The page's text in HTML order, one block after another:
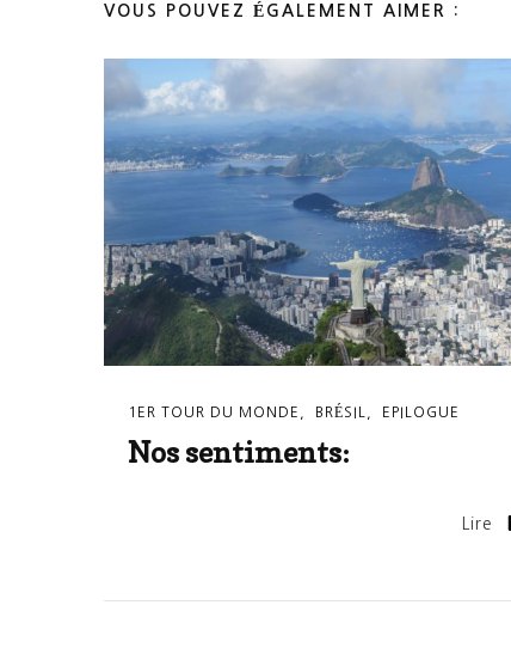
VOUS POUVEZ ÉGALEMENT AIMER :
1ER TOUR DU MONDE BRÉSIL EPILOGUE
Nos sentiments:
Lire